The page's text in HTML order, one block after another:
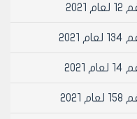
جزء العقار المطلوب
الأبنية القائمة ان